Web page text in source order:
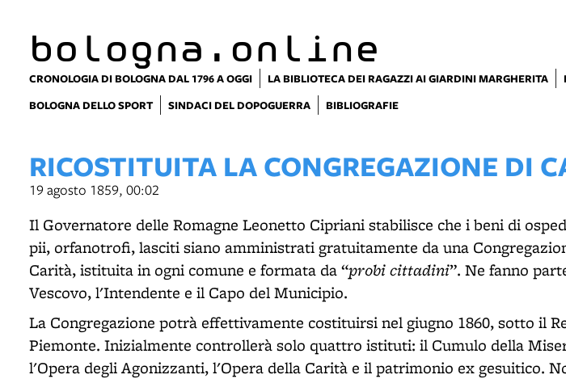
bologna.online
CRONOLOGIA DI BOLOGNA DAL 1796 A OGGI LA BIBLIOTECA DEI RAGAZZI AI GIARDINI MARGHERITA
BOLOGNA DELLO SPORT
SINDACI DEL DOPOGUERRA BIBLIOGRAFIE
RICOSTITUITA LA CONGREGAZIONE DI
19 agosto 1859, 00:02
Il Governatore delle Romagne Leonetto Cipriani stabilisce che i beni di
pii, orfanotrofi, lasciti siano amministrati gratuitamente da una
Carità, istituita in ogni comune e formata da “probi cittadini”. Ne fanno
Vescovo, l'Intendente e il Capo del Municipio.
La Congregazione potrà effettivamente costituirsi nel giugno 1860, sotto il
Piemonte. Inizialmente controllerà solo quattro istituti: il Cumulo della
l'Opera degli Agonizzanti, l'Opera della Carità e il patrimonio ex gesuitico.